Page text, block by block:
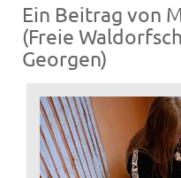
Ein Beitrag von
(Freie
Georgen)